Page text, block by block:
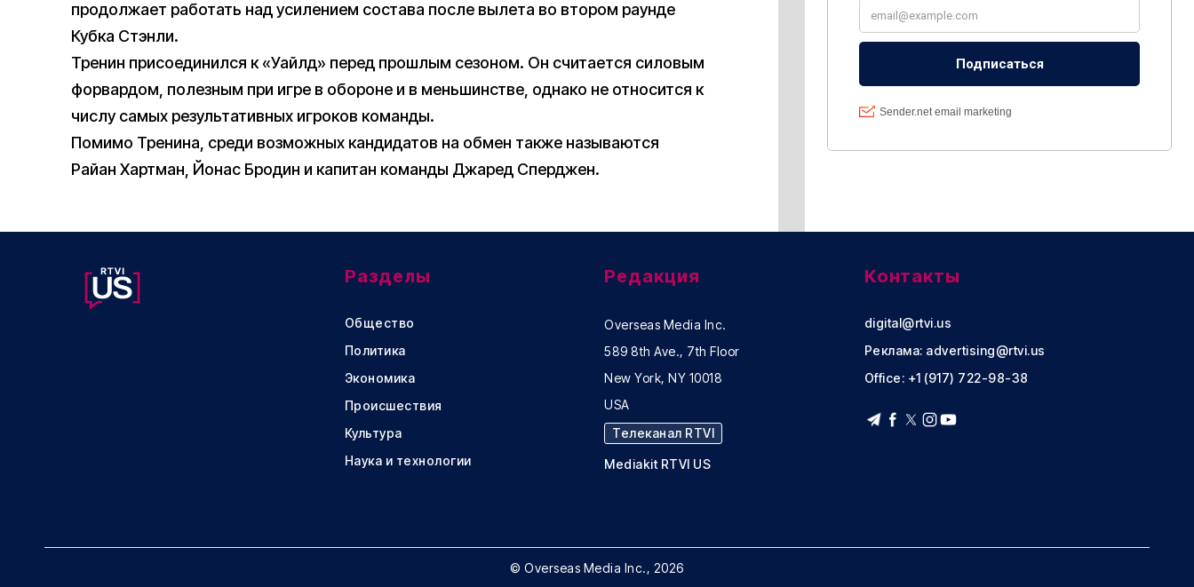
продолжает работать над усилением состава после вылета во втором раунде
Кубка Стэнли.
Тренин присоединился к «Уайлд» перед прошлым сезоном. Он считается силовым
форвардом, полезным при игре в обороне и в меньшинстве, однако не относится к
числу самых результативных игроков команды.
Помимо Тренина, среди возможных кандидатов на обмен также называются
Райан Хартман, Йонас Бродин и капитан команды Джаред Сперджен.
Разделы
Общество
Политика
Экономика
Происшествия
Культура
Наука и технологии
Редакция
Overseas Media Inc.
589 8th Ave., 7th Floor
New York, NY 10018
USA
Телеканал RTVI
Mediakit RTVI US
Контакты
digital@rtvi.us
Реклама: advertising@rtvi.us
Office: +1 (917) 722-98-38
© Overseas Media Inc., 2026